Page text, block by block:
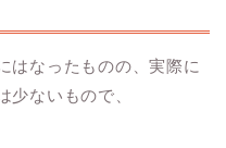
はなったものの、実際に
少ないもので、